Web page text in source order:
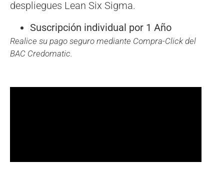
despliegues Lean Six Sigma.
Suscripción individual por 1 Año
Realice su pago seguro mediante Compra-Click del
BAC Credomatic.